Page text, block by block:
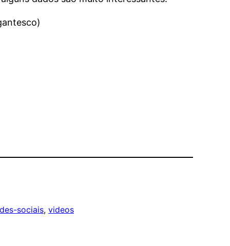
sociais, videos